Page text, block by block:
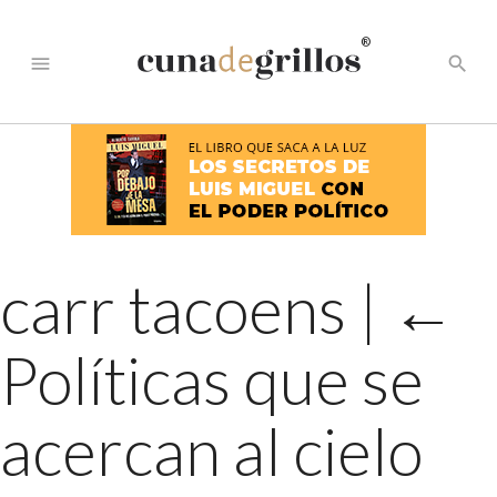
menu
®
search
carr tacoens | ←
Políticas que se
acercan al cielo